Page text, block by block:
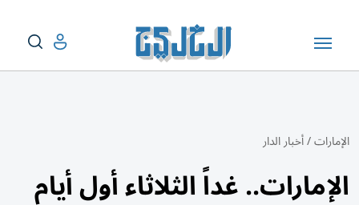
الإمارات/أخبار الدار
الإمارات.. غداً الثلاثاء أول أيام